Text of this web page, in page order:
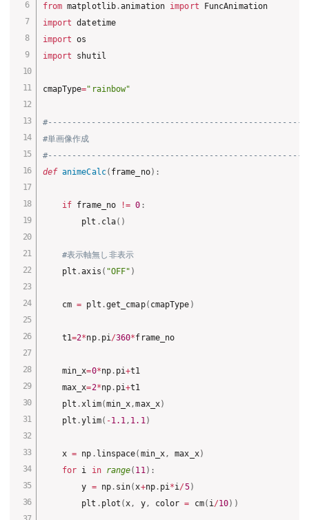
from matplotlib .animation import
import
import
import shutil
cmapType="rainbow"
#単画像作成
def animeCalc( frame_no) :
if frame_no != 0 :
        plt
. cla( )
#表示軸無し非表示
    plt
.axis ( "OFF" )
    cm
= plt .get_cmap( cmapType )
    t1
=2*np. pi /360*frame_no
    min_x
=0*np. pi+t1
    max_x
=2*np. pi+t1
    plt
. xlim(min_x ,max_x)
    plt
.ylim( -1.1 , 1.1 )
    x
= np . linspace( min_x , max_x)
for i in range( 11 ) :
        y
= np. sin( x+np. pi *i /5)
        plt
. plot ( x , y, color = cm( i /10) )